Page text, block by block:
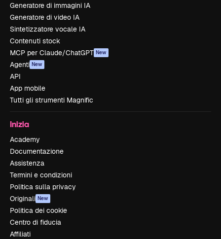
Generatore di immagini IA
Generatore di video IA
Sintetizzatore vocale IA
Contenuti stock
MCP per Claude/ChatGPT New
Agenti New
API
App mobile
Tutti gli strumenti Magnific
Inizia
Academy
Documentazione
Assistenza
Termini e condizioni
Politica sulla privacy
Originali New
Politica dei cookie
Centro di fiducia
Affiliati